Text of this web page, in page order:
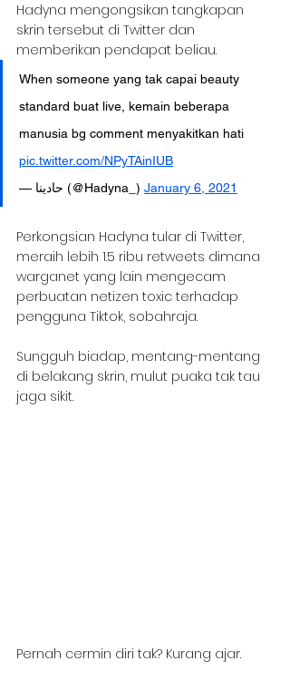
Hadyna mengongsikan tangkapan
skrin tersebut di Twitter dan
memberikan pendapat beliau.
When someone yang tak capai beauty
standard buat live, kemain beberapa
manusia bg comment menyakitkan hati
pic.twitter.com/NPyTAinIUB
— حادينا (@Hadyna_) January 6, 2021
Perkongsian Hadyna tular di Twitter,
meraih lebih 1.5 ribu retweets dimana
warganet yang lain mengecam
perbuatan netizen toxic terhadap
pengguna Tiktok, sobahraja.
Sungguh biadap, mentang-mentang
di belakang skrin, mulut puaka tak tau
jaga sikit.
Pernah cermin diri tak? Kurang ajar.